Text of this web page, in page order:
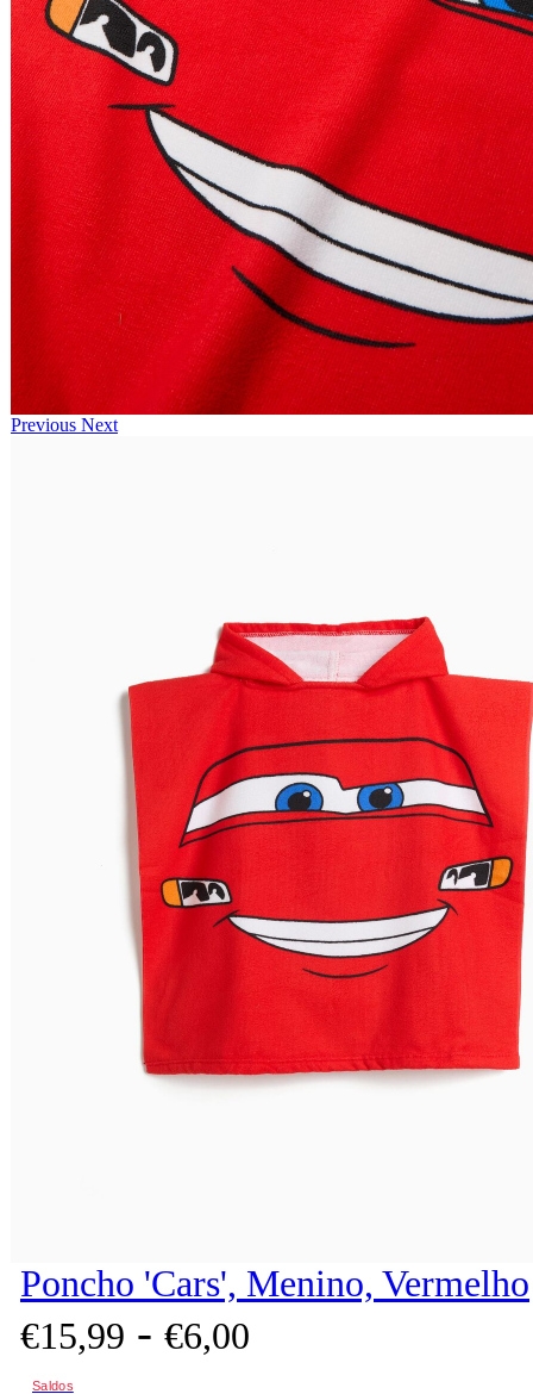
Previous Next
Poncho 'Cars', Menino, Vermelho
€15,99 - €6,00
Saldos